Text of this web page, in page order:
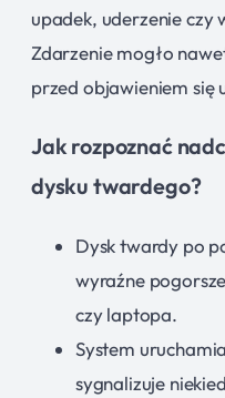
upadek, uderzenie czy
Zdarzenie mogło
przed objawieniem się
Jak rozpoznać
dysku twardego?
Dysk twardy po
wyraźne
czy laptopa.
System
sygnalizuje